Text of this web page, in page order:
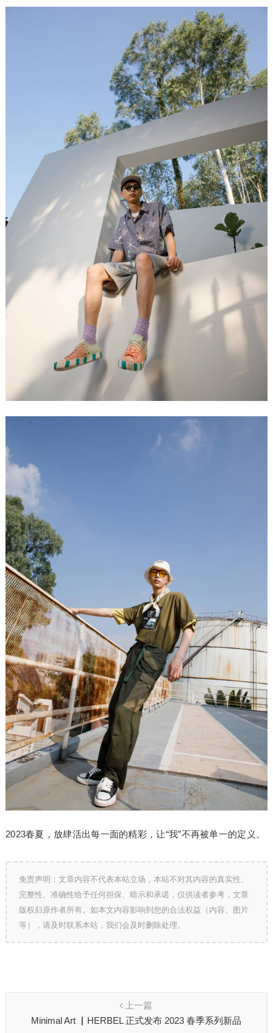
2023春夏，放肆活出每一面的精彩，让“我”不再被单一的定义。
免责声明：文章内容不代表本站立场，本站不对其内容的真实性、
完整性、准确性给予任何担保、暗示和承诺，仅供读者参考，文章
版权归原作者所有。如本文内容影响到您的合法权益（内容、图片
等），请及时联系本站，我们会及时删除处理。
上一篇
Minimal Art ▏HERBEL 正式发布 2023 春季系列新品